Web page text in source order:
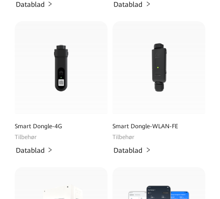
Datablad Datablad
Smart Dongle-4G
Tilbehør
Datablad
Smart Dongle-WLAN-FE
Tilbehør
Datablad